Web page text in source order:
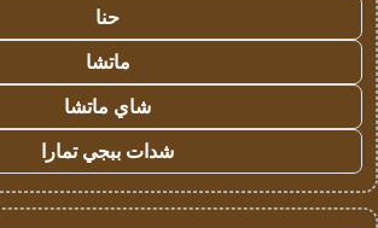
حنا
ماتشا
شاي ماتشا
شدات ببجي تمارا